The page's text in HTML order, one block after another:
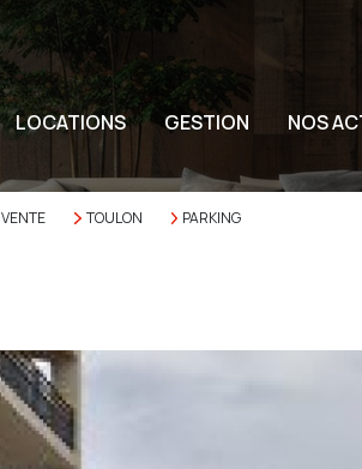
LOCATIONS GESTION NOS
VENTE TOULON PARKING